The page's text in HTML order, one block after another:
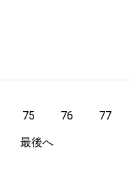
75 76
77
最後へ